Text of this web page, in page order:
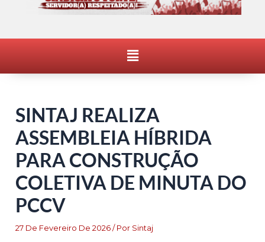
Menu
SINTAJ REALIZA
ASSEMBLEIA HÍBRIDA
PARA CONSTRUÇÃO
COLETIVA DE MINUTA DO
PCCV
27 De Fevereiro De 2026/ Por Sintaj